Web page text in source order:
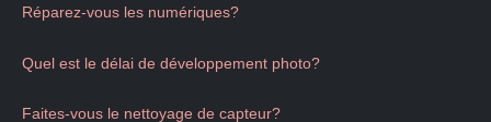
Réparez-vous les numériques?
Quel est le délai de développement photo?
Faites-vous le nettoyage de capteur?